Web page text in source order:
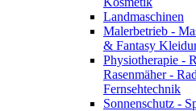
Landmaschinen
Malerbetrieb -
& Fantasy
Physiotherapie -
Rasenmäher -
Fernsehtechnik
Sonnenschutz -